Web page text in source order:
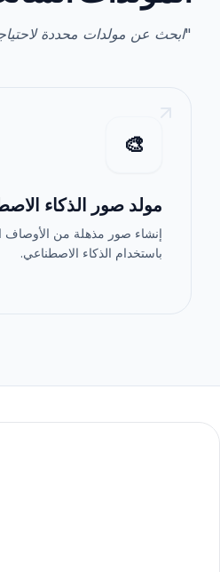
"ابحث عن مولدات محددة
🎨
مولد صور الذكاء
إنشاء صور مذهلة من الأوصاف
باستخدام الذكاء الاصطناعي.